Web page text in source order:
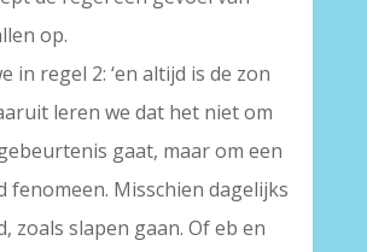
op.
in regel 2: ‘en altijd is de zon
leren we dat het niet om
gaat, maar om een
fenomeen. Misschien dagelijks
zoals slapen gaan. Of eb en